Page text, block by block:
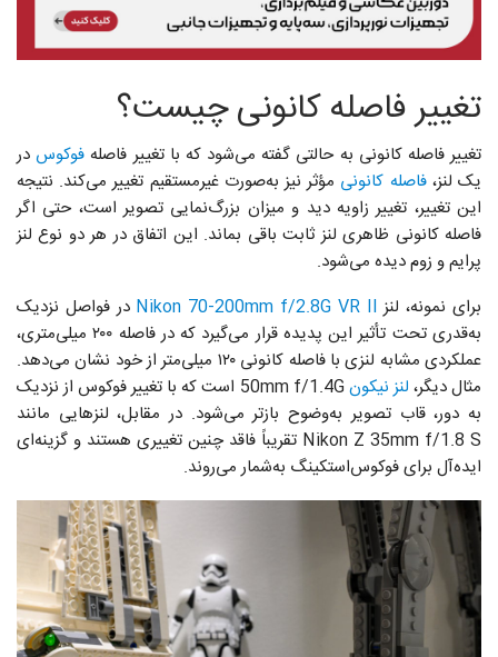
تغییر فاصله کانونی چیست؟
تغییر فاصله کانونی به حالتی گفته می‌شود که با تغییر فاصله‌ فوکوس در
یک لنز،فاصله کانونی مؤثر نیز به‌صورت غیرمستقیم تغییر می‌کند. نتیجه
این تغییر، تغییر زاویه دید و میزان بزرگ‌نمایی تصویر است، حتی اگر
فاصله کانونی ظاهری لنز ثابت باقی بماند. این اتفاق در هر دو نوع لنز
پرایم و زوم دیده می‌شود.
برای نمونه، لنز Nikon 70-200mm f/2.8G VR II در فواصل نزدیک
به‌قدری تحت تأثیر این پدیده قرار می‌گیرد که در فاصله‌ ۲۰۰ میلی‌متری،
عملکردی مشابه لنزی با فاصله‌ کانونی ۱۲۰ میلی‌متر از خود نشان می‌دهد.
مثال دیگر، لنز نیکون
50mm f/1.4G است که با تغییر فوکوس از نزدیک
به دور، قاب تصویر به‌وضوح بازتر می‌شود. در مقابل، لنزهایی مانند
Nikon Z 35mm f/1.8 S تقریباً فاقد چنین تغییری هستند و گزینه‌ای
ایده‌آل برای فوکوس‌استکینگ به‌شمار می‌روند.